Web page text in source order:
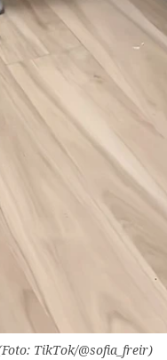
TikTok/@sofia_freir)